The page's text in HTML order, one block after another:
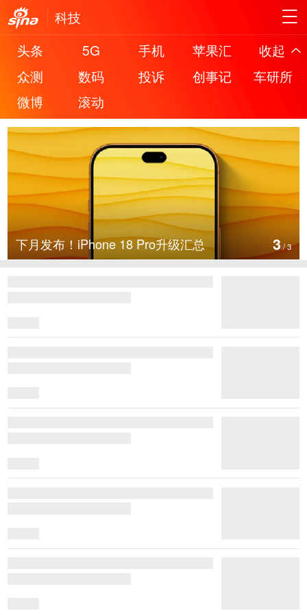
科技
头条
5G 手机 苹果汇
收起
众测
数码 投诉 创事记
车研所
微博
滚动
下月发布！iPhone 18 Pro升级汇总 3/3